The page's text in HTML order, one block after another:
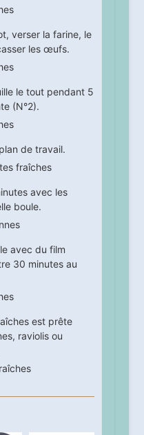
verser la farine, le
les œufs.
le tout pendant 5
(N°2).
de travail.
avec les
boule.
avec du film
30 minutes au
est prête
raviolis ou